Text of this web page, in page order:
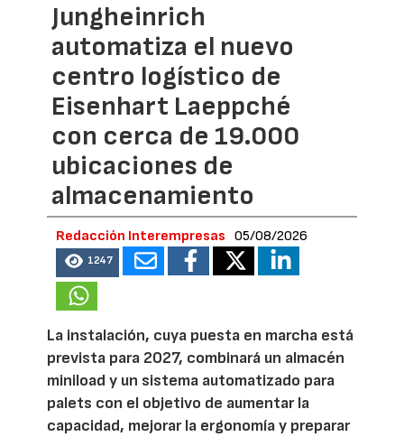
Jungheinrich
automatiza el nuevo
centro logístico de
Eisenhart Laeppché
con cerca de 19.000
ubicaciones de
almacenamiento
Redacción Interempresas 05/08/2026
1247
La instalación, cuya puesta en marcha está
prevista para 2027, combinará un almacén
miniload y un sistema automatizado para
palets con el objetivo de aumentar la
capacidad, mejorar la ergonomía y preparar